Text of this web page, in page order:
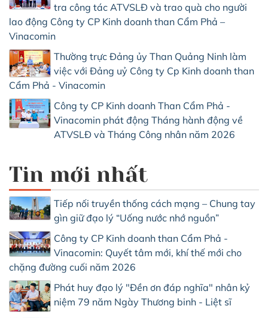
tra công tác ATVSLĐ và trao quà cho người
lao động Công ty CP Kinh doanh than Cẩm Phả –
Vinacomin
Thường trực Đảng ủy Than Quảng Ninh làm
việc với Đảng uỷ Công ty Cp Kinh doanh than
Cẩm Phả - Vinacomin
Công ty CP Kinh doanh Than Cẩm Phả -
Vinacomin phát động Tháng hành động về
ATVSLĐ và Tháng Công nhân năm 2026
Tin mới nhất
Tiếp nối truyền thống cách mạng – Chung tay
gìn giữ đạo lý “Uống nước nhớ nguồn”
Công ty CP Kinh doanh than Cẩm Phả -
Vinacomin: Quyết tâm mới, khí thế mới cho
chặng đường cuối năm 2026
Phát huy đạo lý "Đền ơn đáp nghĩa" nhân kỷ
niệm 79 năm Ngày Thương binh - Liệt sĩ